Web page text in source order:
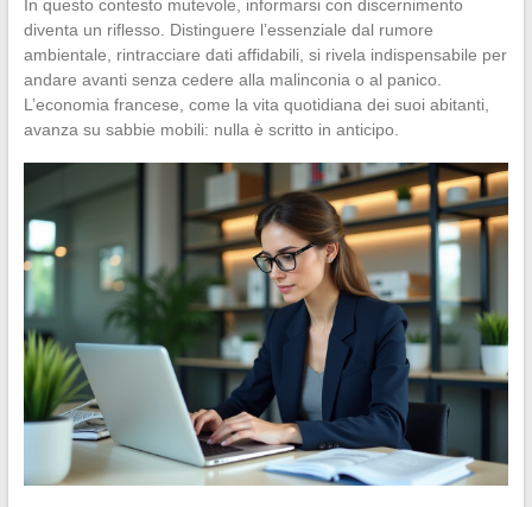
In questo contesto mutevole, informarsi con discernimento
diventa un riflesso. Distinguere l’essenziale dal rumore
ambientale, rintracciare dati affidabili, si rivela indispensabile per
andare avanti senza cedere alla malinconia o al panico.
L’economia francese, come la vita quotidiana dei suoi abitanti,
avanza su sabbie mobili: nulla è scritto in anticipo.